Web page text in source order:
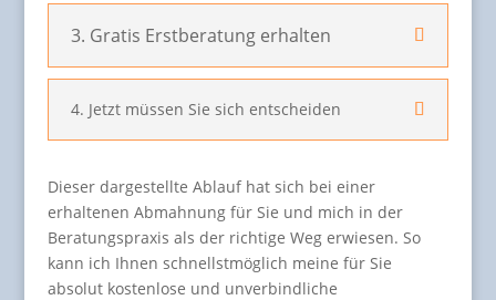
3. Gratis Erstberatung erhalten
4. Jetzt müssen Sie sich entscheiden
Dieser dargestellte Ablauf hat sich bei einer
erhaltenen Abmahnung für Sie und mich in der
Beratungspraxis als der richtige Weg erwiesen. So
kann ich Ihnen schnellstmöglich meine für Sie
absolut kostenlose und unverbindliche